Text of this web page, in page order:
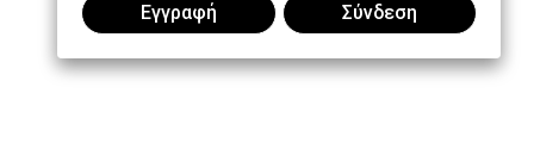
Εγγραφή Σύνδεση